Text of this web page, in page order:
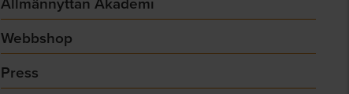
Webbshop
Press